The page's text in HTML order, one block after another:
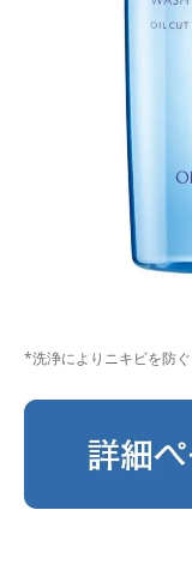
*洗浄によりニキビを防ぐ